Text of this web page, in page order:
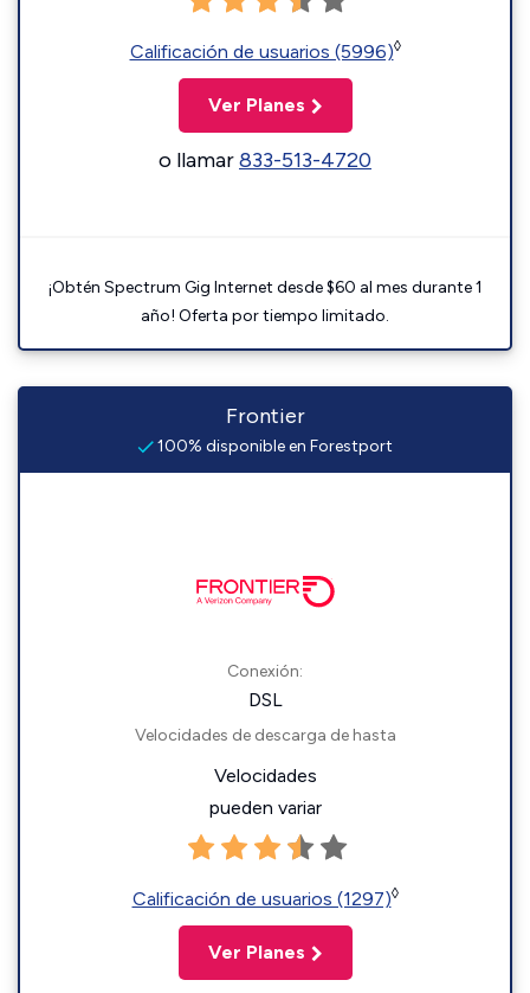
Calificación de usuarios (5996)◊
Ver Planes
o llamar833-513-4720
¡Obtén Spectrum Gig Internet desde $60 al mes durante 1
año! Oferta por tiempo limitado.
Frontier
100% disponible en Forestport
Conexión:
DSL
Velocidades de descarga de hasta
Velocidades
pueden variar
Calificación de usuarios (1297)◊
Ver Planes